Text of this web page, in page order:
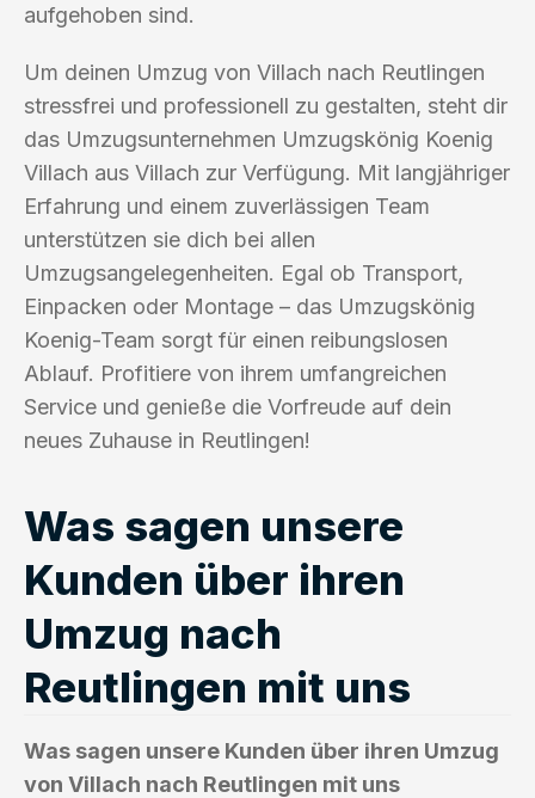
aufgehoben sind.
Um deinen Umzug von Villach nach Reutlingen
stressfrei und professionell zu gestalten, steht dir
das Umzugsunternehmen Umzugskönig Koenig
Villach aus Villach zur Verfügung. Mit langjähriger
Erfahrung und einem zuverlässigen Team
unterstützen sie dich bei allen
Umzugsangelegenheiten. Egal ob Transport,
Einpacken oder Montage – das Umzugskönig
Koenig-Team sorgt für einen reibungslosen
Ablauf. Profitiere von ihrem umfangreichen
Service und genieße die Vorfreude auf dein
neues Zuhause in Reutlingen!
Was sagen unsere
Kunden über ihren
Umzug nach
Reutlingen mit uns
Was sagen unsere Kunden über ihren Umzug
von Villach nach Reutlingen mit uns